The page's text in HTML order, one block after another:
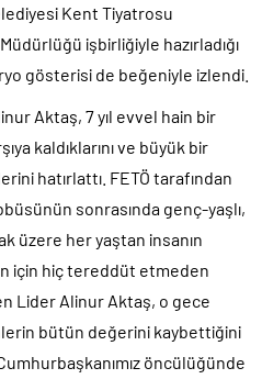
Kent Tiyatrosu
işbirliğiyle hazırladığı
gösterisi de beğeniyle izlendi.
Aktaş, 7 yıl evvel hain bir
kaldıklarını ve büyük bir
hatırlattı. FETÖ tarafından
sonrasında genç-yaşlı,
üzere her yaştan insanın
için hiç tereddüt etmeden
Lider Alinur Aktaş, o gece
bütün değerini kaybettiğini
öncülüğünde